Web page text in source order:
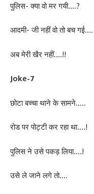
पुलिस- क्या वो मर गयी….?
आदमी- जी नहीं वो तो बच गई….
अब मेरी खैर नहीं….!!
Joke-7
छोटा बच्चा थाने के सामने…..
रोड पर पोट्टी कर रहा था….!
पुलिस ने उसे पकड़ लिया….!
उसे ले जाने लगे तो….